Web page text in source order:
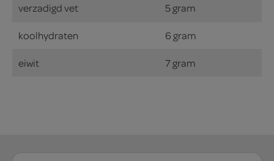
verzadigd vet 5 gram
koolhydraten 6 gram
eiwit 7 gram